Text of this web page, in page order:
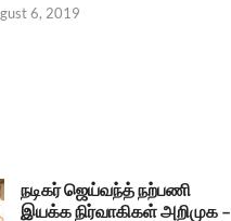
6, 2019
நடிகர் ஜெய்வந்த் நற்பணி
இயக்க நிர்வாகிகள் அறிமுக –